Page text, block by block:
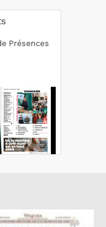
Présences